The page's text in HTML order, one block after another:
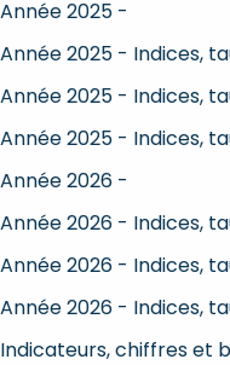
Année 2025 -
Année 2025 - Indices,
Année 2025 - Indices,
Année 2025 - Indices,
Année 2026 -
Année 2026 - Indices,
Année 2026 - Indices,
Année 2026 - Indices,
Indicateurs, chiffres et